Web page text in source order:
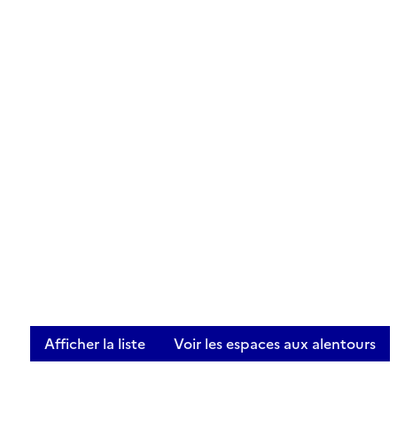
Afficher la liste Voir les espaces aux alentours